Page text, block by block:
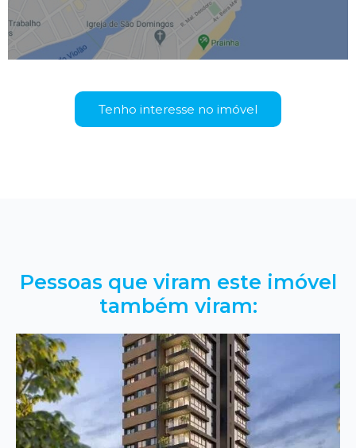
Tenho interesse no imóvel
Pessoas que viram este imóvel
também viram: